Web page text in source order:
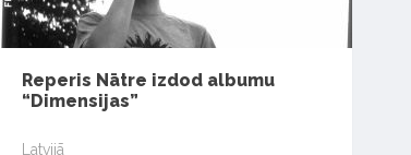
Reperis Nātre izdod albumu
“Dimensijas”
Latvijā